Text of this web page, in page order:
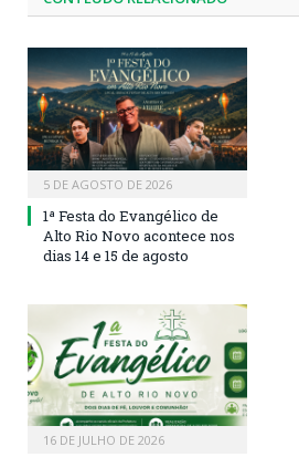
5 DE AGOSTO DE 2026
1ª Festa do Evangélico de
Alto Rio Novo acontece nos
dias 14 e 15 de agosto
16 DE JULHO DE 2026